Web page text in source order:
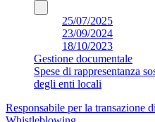
25/07/2025
23/09/2024
18/10/2023
Gestione documentale
Spese di rappresentanza
degli enti locali
Responsabile per la transazione